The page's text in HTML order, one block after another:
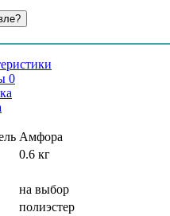
0
Амфора
0.6 кг
на выбор
полиэстер